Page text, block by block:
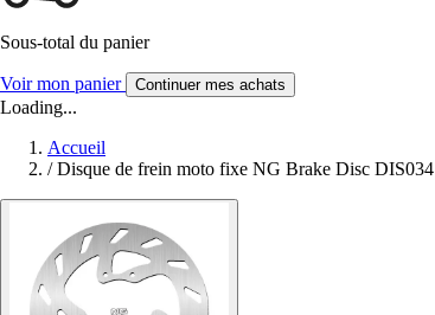
Sous-total du panier
Voir mon panier Continuer mes achats
Loading...
Accueil
/ Disque de frein moto fixe NG Brake Disc DIS034